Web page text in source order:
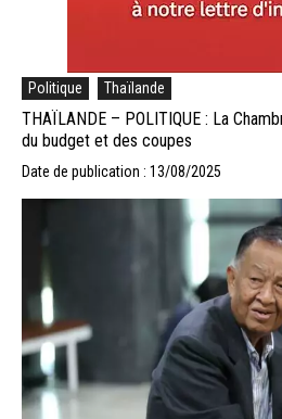
Politique Thaïlande
THAÏLANDE – POLITIQUE : La
du budget et des coupes
Date de publication : 13/08/2025